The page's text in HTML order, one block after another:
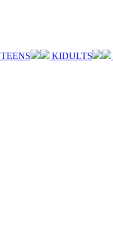
TEENS KIDULTS